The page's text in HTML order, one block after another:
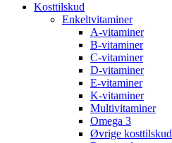
Kosttilskud
Enkeltvitaminer
A-vitaminer
B-vitaminer
C-vitaminer
D-vitaminer
E-vitaminer
K-vitaminer
Multivitaminer
Omega 3
Øvrige kosttilskud